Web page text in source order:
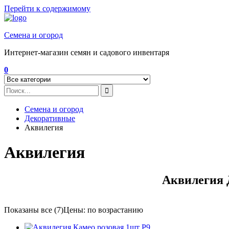
Перейти к содержимому
Семена и огород
Интернет-магазин семян и садового инвентаря
0
Семена и огород
Декоративные
Аквилегия
Аквилегия
Аквилегия
Показаны все (7)Цены: по возрастанию